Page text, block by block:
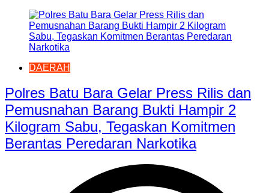
DAERAH
Polres Batu Bara Gelar Press Rilis dan
Pemusnahan Barang Bukti Hampir 2
Kilogram Sabu, Tegaskan Komitmen
Berantas Peredaran Narkotika